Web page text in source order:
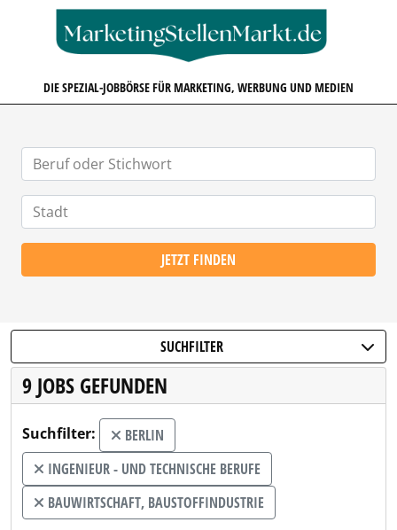
DIE SPEZIAL-JOBBÖRSE FÜR MARKETING, WERBUNG UND MEDIEN
JETZT FINDEN
SUCHFILTER
9 JOBS GEFUNDEN
Suchfilter:
BERLIN
INGENIEUR - UND TECHNISCHE BERUFE
BAUWIRTSCHAFT, BAUSTOFFINDUSTRIE